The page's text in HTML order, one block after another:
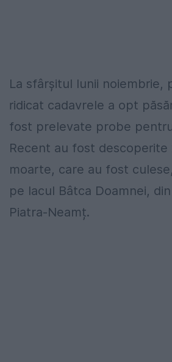
La sfârşitul lunii noiembrie,
ridicat cadavrele a opt
fost prelevate probe
Recent au fost descoperite
moarte, care au fost
pe lacul Bâtca Doamnei,
Piatra-Neamț.